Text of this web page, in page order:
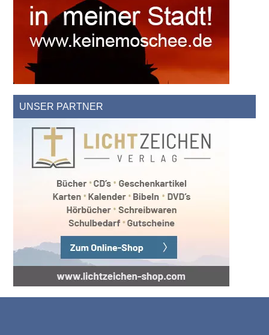
UNSER PARTNER